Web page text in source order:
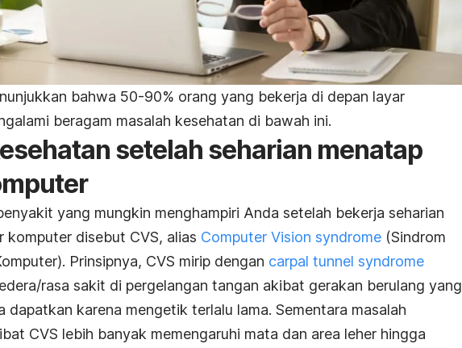
bahwa 50-90% orang yang bekerja di depan layar
beragam masalah kesehatan di bawah ini.
setelah seharian menatap
yang mungkin menghampiri Anda setelah bekerja seharian
komputer disebut CVS, alias Computer Vision syndrome (Sindrom
Prinsipnya, CVS mirip dengan carpal tunnel syndrome
rasa sakit di pergelangan tangan akibat gerakan berulang yang
dapatkan karena mengetik terlalu lama. Sementara masalah
CVS lebih banyak memengaruhi mata dan area leher hingga